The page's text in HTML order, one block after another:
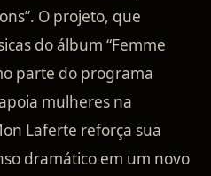
O projeto, que
do álbum “Femme
parte do programa
mulheres na
Laferte reforça sua
dramático em um novo